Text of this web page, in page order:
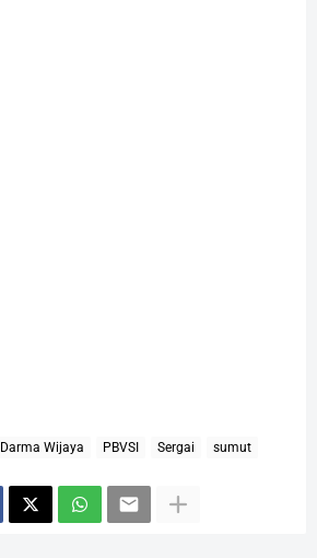
Darma Wijaya PBVSI Sergai sumut